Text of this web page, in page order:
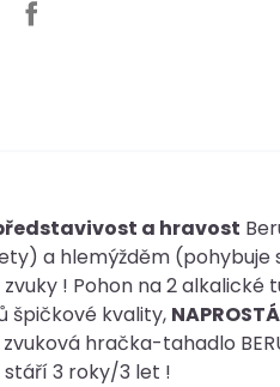
a hravost
a hlemýžděm (pohybuje
! Pohon na 2 alkalické
špičkové kvality,
hračka-tahadlo
3 roky/3 let !